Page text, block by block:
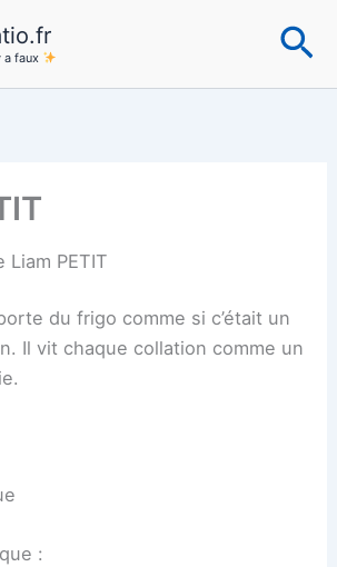
a faux
Liam PETIT
du frigo comme si c’était un
Il vit chaque collation comme un
: